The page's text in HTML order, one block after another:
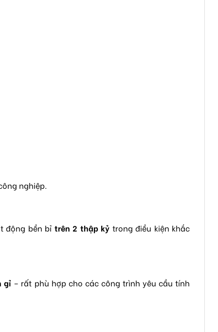
nghiệp.
động bền bỉ trên 2 thập kỷ trong điều kiện khắc
gỉ – rất phù hợp cho các công trình yêu cầu tính